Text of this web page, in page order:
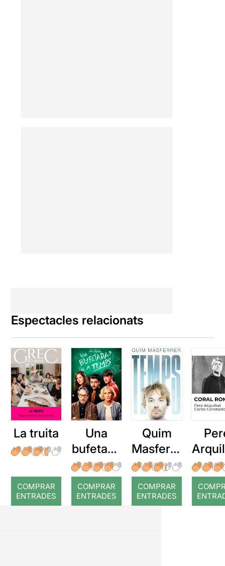
Espectacles relacionats
La truita
COMPRAR
ENTRADES
Una
bufetada
a temps
COMPRAR
ENTRADES
Quim
Masferre
r: Temps
COMPRAR
ENTRADES
: